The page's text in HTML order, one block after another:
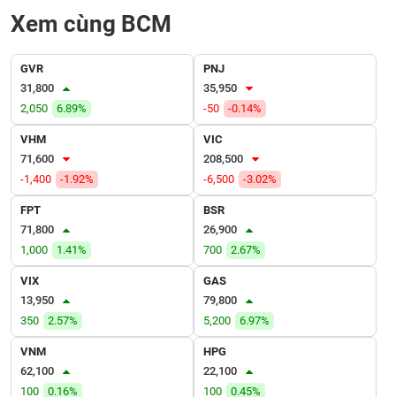
Xem cùng BCM
GVR
31,800
2,050
6.89%
PNJ
35,950
-50
-0.14%
VHM
71,600
-1,400
-1.92%
VIC
208,500
-6,500
-3.02%
FPT
71,800
1,000
1.41%
BSR
26,900
700
2.67%
VIX
13,950
350
2.57%
GAS
79,800
5,200
6.97%
VNM
62,100
100
0.16%
HPG
22,100
100
0.45%
TRUYỀN
TIỆN
ÍCH
BẤT
ĐỘNG
SẢN
Mã
chứng
khoán
(-)